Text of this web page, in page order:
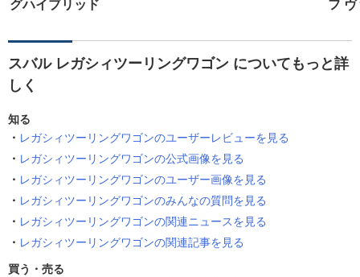
グハイブリッド フ
スバル レガシィツーリングワゴン についてもっと詳
しく
知る
レガシィツーリングワゴンのユーザーレビューを見る
レガシィツーリングワゴンの公式画像を見る
レガシィツーリングワゴンのユーザー画像を見る
レガシィツーリングワゴンのみんなの質問を見る
レガシィツーリングワゴンの関連ニュースを見る
レガシィツーリングワゴンの関連記事を見る
買う・売る